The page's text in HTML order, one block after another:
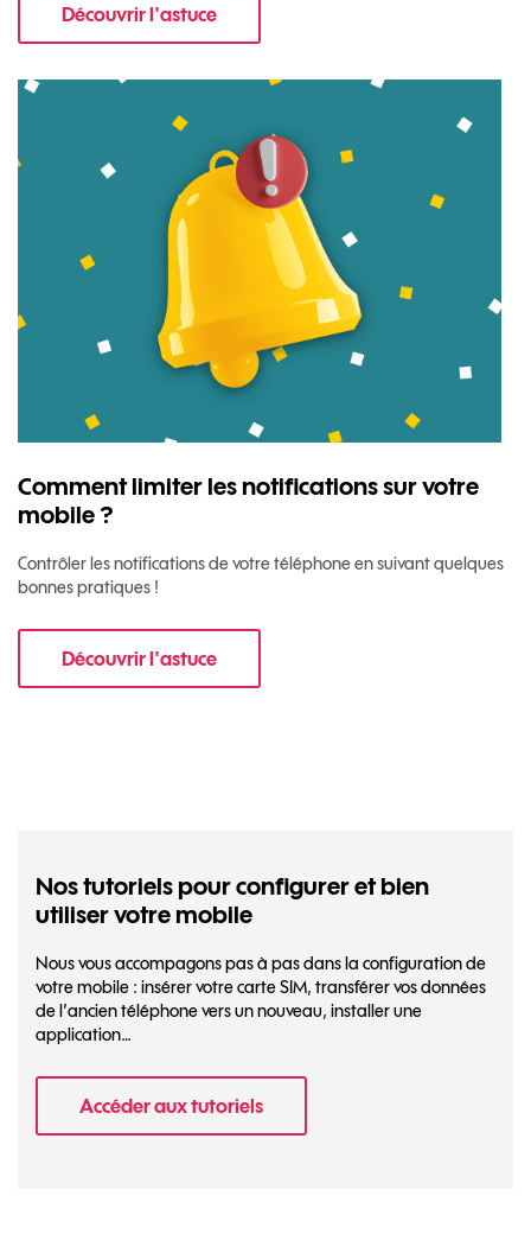
Découvrir l'astucepour Comment protéger les données de
Comment limiter les notifications sur votre
mobile ?
Contrôler les notifications de votre téléphone en suivant quelques
bonnes pratiques !
Découvrir l'astucepour Comment limiter les notifications sur
Nos tutoriels pour configurer et bien
utiliser votre mobile
Nous vous accompagons pas à pas dans la configuration de
votre mobile : insérer votre carte SIM, transférer vos données
de l’ancien téléphone vers un nouveau, installer une
application…
Accéder aux tutoriels- Nos tutoriels pour configurer et bien